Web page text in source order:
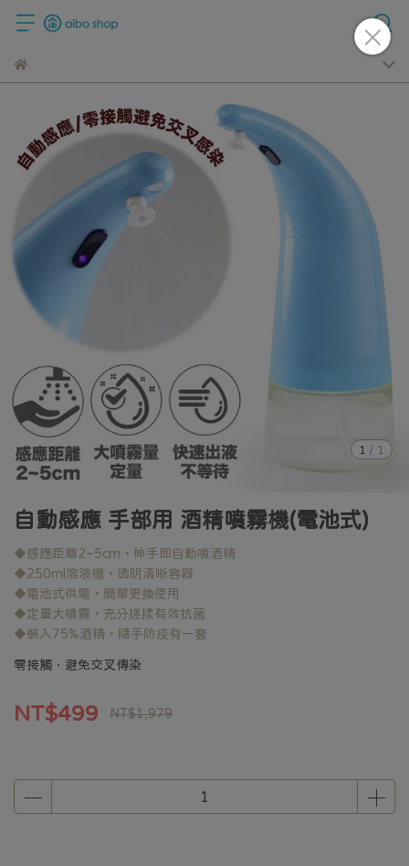
1 / 1
自動感應 手部用 酒精噴霧機(電池式)
◆感應距離2~5cm，伸手即自動噴酒精
◆250ml溶液槽，透明清晰容器
◆電池式供電，簡單更換使用
◆定量大噴霧，充分搓揉有效抗菌
◆裝入75%酒精，隨手防疫有一套
零接觸．避免交叉傳染
NT$499 NT$1,979